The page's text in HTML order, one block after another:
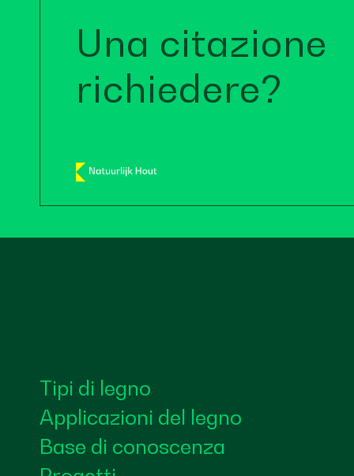
Una citazione
richiedere?
Tipi di legno
Applicazioni del legno
Base di conoscenza